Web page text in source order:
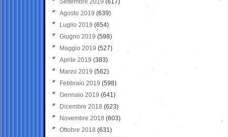
Settembre 2019 (617)
Agosto 2019 (639)
Luglio 2019 (654)
Giugno 2019 (598)
Maggio 2019 (527)
Aprile 2019 (383)
Marzo 2019 (562)
Febbraio 2019 (598)
Gennaio 2019 (641)
Dicembre 2018 (623)
Novembre 2018 (603)
Ottobre 2018 (631)